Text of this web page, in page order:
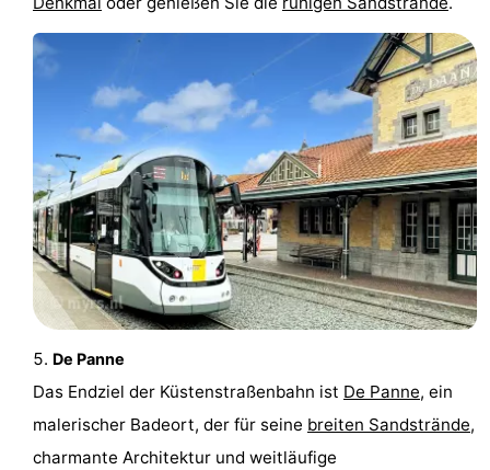
Zwin
Heist
Zeebrugge
Haan
Bredene
Ostende
Middelkerke
Westende
Wetter
Kontakt
De Panne
Das Endziel der Küstenstraßenbahn ist De Panne, ein
malerischer Badeort, der für seine breiten Sandstrände,
charmante Architektur und weitläufige